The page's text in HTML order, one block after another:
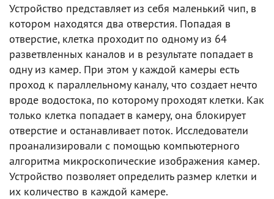
Устройство представляет из себя маленький чип, в
котором находятся два отверстия. Попадая в
отверстие, клетка проходит по одному из 64
разветвленных каналов и в результате попадает в
одну из камер. При этом у каждой камеры есть
проход к параллельному каналу, что создает нечто
вроде водостока, по которому проходят клетки. Как
только клетка попадает в камеру, она блокирует
отверстие и останавливает поток. Исследователи
проанализировали с помощью компьютерного
алгоритма микроскопические изображения камер.
Устройство позволяет определить размер клетки и
их количество в каждой камере.